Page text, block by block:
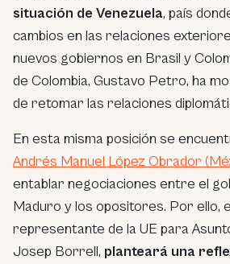
situación de Venezuela, país
cambios en las relaciones
nuevos gobiernos en Brasil y
de Colombia, Gustavo Petro, ha
de retomar las relaciones
En esta misma posición se
Andrés Manuel López Obrador
entablar negociaciones entre el
Maduro y los opositores. Por ello,
representante de la UE para
Josep Borrell, planteará una